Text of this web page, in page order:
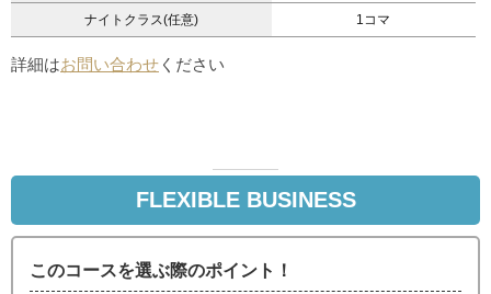
ナイトクラス(任意) 1コマ
詳細はお問い合わせ ください
FLEXIBLE BUSINESS
このコースを選ぶ際のポイント！